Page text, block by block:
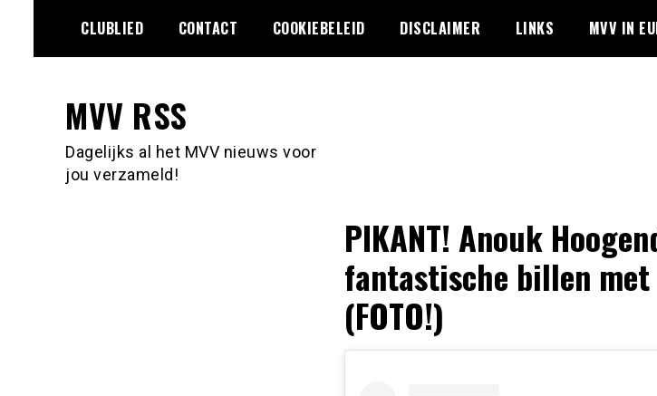
de
CLUBLIED CONTACT COOKIEBELEID DISCLAIMER LINKS MVV IN
MVV RSS
Dagelijks al het MVV nieuws voor
jou verzameld!
PIKANT! Anouk
fantastische billen met
(FOTO!)